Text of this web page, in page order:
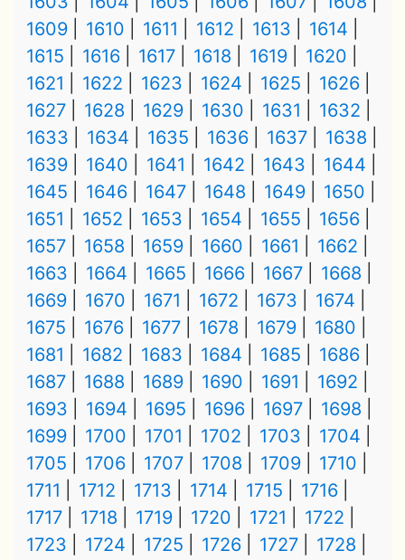
1609
1610 1611 1612 1613
1614
1615
1616 1617 1618 1619
1620
1621
1622 1623 1624 1625
1626
1627
1628 1629 1630 1631
1632
1633
1634 1635 1636 1637
1638
1639
1640 1641 1642 1643
1644
1645
1646 1647 1648 1649
1650
1651
1652 1653 1654 1655
1656
1657
1658 1659 1660 1661
1662
1663
1664 1665 1666 1667
1668
1669
1670 1671 1672 1673
1674
1675
1676 1677 1678 1679
1680
1681
1682 1683 1684 1685
1686
1687
1688 1689 1690 1691
1692
1693
1694 1695 1696 1697
1698
1699
1700 1701 1702 1703
1704
1705
1706 1707 1708 1709
1710
1711
1712 1713 1714 1715
1716
1717
1718 1719 1720 1721
1722
1723
1724 1725 1726 1727
1728